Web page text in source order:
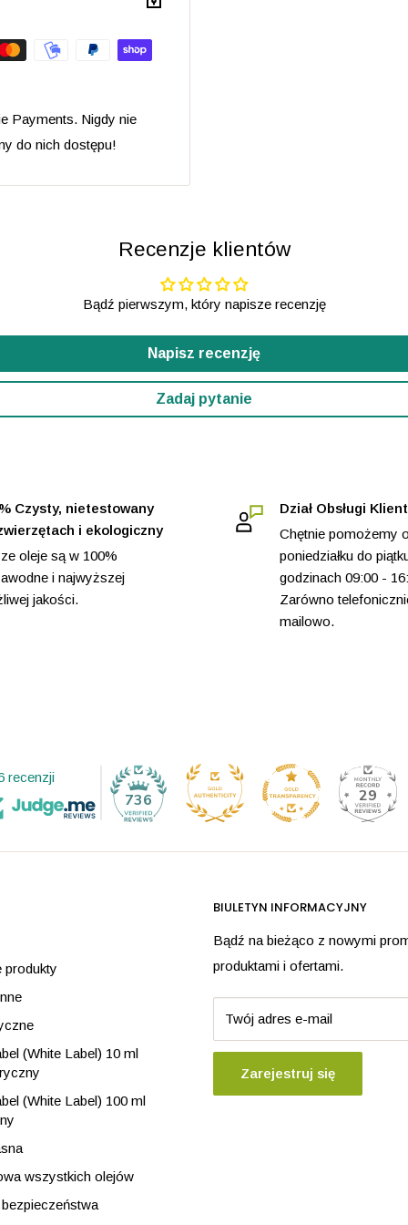
i w 100% naturalnych
jakość,
również
view?
Payments. Nigdy nie
do nich dostępu!
Recenzje klientów
Bądź pierwszym, który napisze recenzję
Napisz recenzję
Zadaj pytanie
Czysty, nietestowany
i ekologiczny
oleje są w 100%
i najwyższej
jakości.
Dział Obsługi
Chętnie pomożemy
poniedziałku do
godzinach 09:00 -
Zarówno
mailowo.
recenzji
736 29
produkty
(White Label) 10 ml
(White Label) 100 ml
wszystkich olejów
BIULETYN INFORMACYJNY
Bądź na bieżąco z nowymi
produktami i ofertami.
Twój adres e-mail
Zarejestruj się